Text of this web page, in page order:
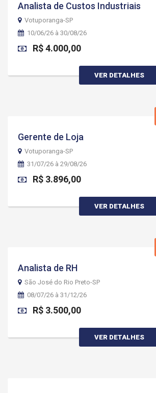
Analista de Custos Industriais
Votuporanga-SP
10/06/26 à 30/08/26
R$ 4.000,00
VER DETALHES
Gerente de Loja
Votuporanga-SP
31/07/26 à 29/08/26
R$ 3.896,00
VER DETALHES
Analista de RH
São José do Rio Preto-SP
08/07/26 à 31/12/26
R$ 3.500,00
VER DETALHES